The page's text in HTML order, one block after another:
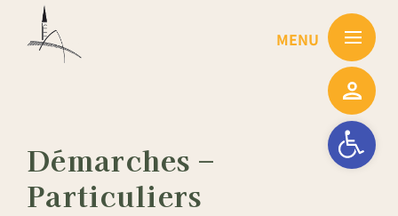
Ouvrir la
Démarches –
Particuliers